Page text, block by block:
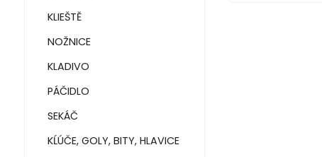
KLIEŠTĚ
NOŽNICE
KLADIVO
PÁČIDLO
SEKÁČ
KĹÚČE, GOLY, BITY, HLAVICE